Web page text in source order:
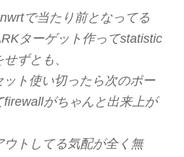
で当たり前となってる
ターゲット作ってstatistic
ずとも、
ト使い切ったら次のポー
firewallがちゃんと出来上が
トしてる気配が全く無